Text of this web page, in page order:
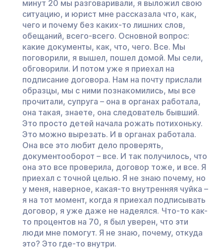
минут 20 мы разговаривали, я выложил свою
ситуацию, и юрист мне рассказала что, как,
чего и почему без каких-то лишних слов,
обещаний, всего-всего. Основной вопрос:
какие документы, как, что, чего. Все. Мы
поговорили, я вышел, пошел домой. Мы сели,
обговорили. И потом уже я приехал на
подписание договора. Нам на почту прислали
образцы, мы с ними познакомились, мы все
прочитали, супруга – она в органах работала,
она такая, знаете, она следователь бывший.
Это просто детей начала рожать потихоньку.
Это можно вырезать. И в органах работала.
Она все это любит дело проверять,
документооборот – все. И так получилось, что
она это все проверила, договор тоже, и все. Я
приехал с точной целью. Я не знаю почему, но
у меня, наверное, какая-то внутренняя чуйка –
я на тот момент, когда я приехал подписывать
договор, я уже даже не надеялся. Что-то как-
то процентов на 70, я был уверен, что эти
люди мне помогут. Я не знаю, почему, откуда
это? Это где-то внутри.